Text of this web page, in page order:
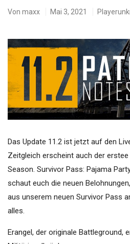
Von maxx Mai 3, 2021
Das Update 11.2 ist jetzt auf den
Zeitgleich erscheint auch der
Season. Survivor Pass: Pajama
schaut euch die neuen
aus unserem neuen Survivor Pass
alles.
Erangel, der originale Battleground,